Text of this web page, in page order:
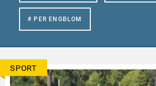
# PER ENGBLOM
SPORT